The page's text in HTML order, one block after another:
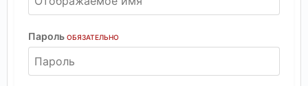
Пароль ОБЯЗАТЕЛЬНО